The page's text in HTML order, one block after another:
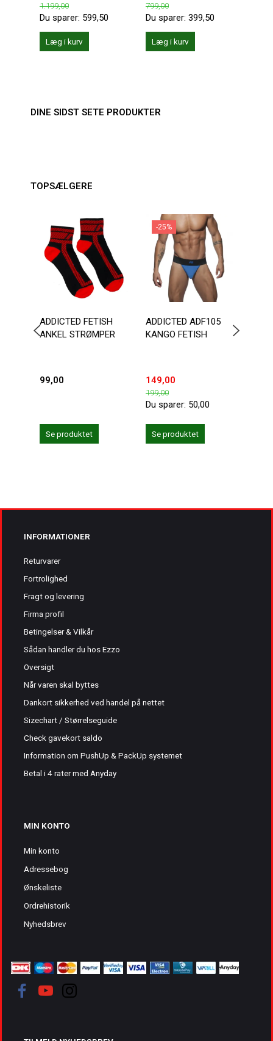
1.199,00
Du sparer: 599,50
Læg i kurv
799,00
Du sparer: 399,50
Læg i kurv
DINE SIDST SETE PRODUKTER
TOPSÆLGERE
ADDICTED FETISH
ANKEL STRØMPER
99,00
Se produktet
-25%
ADDICTED ADF105
KANGO FETISH
149,00
199,00
Du sparer: 50,00
Se produktet
INFORMATIONER
Returvarer
Fortrolighed
Fragt og levering
Firma profil
Betingelser & Vilkår
Sådan handler du hos Ezzo
Oversigt
Når varen skal byttes
Dankort sikkerhed ved handel på nettet
Sizechart / Størrelseguide
Check gavekort saldo
Information om PushUp & PackUp systemet
Betal i 4 rater med Anyday
MIN KONTO
Min konto
Adressebog
Ønskeliste
Ordrehistorik
Nyhedsbrev